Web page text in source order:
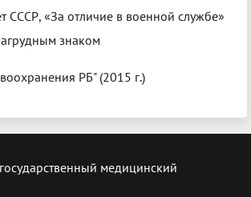
СССР, «За отличие в военной службе»
знаком
РБ" (2015 г.)
медицинский